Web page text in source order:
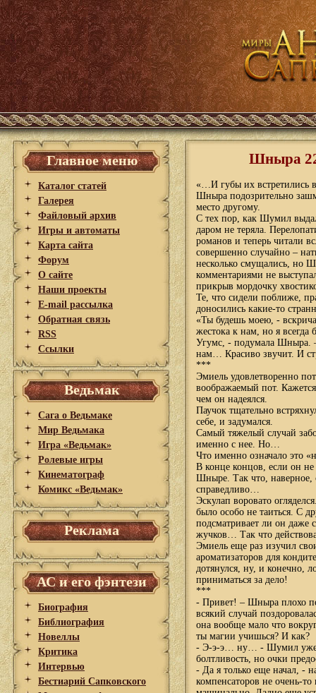
Главное меню
Каталог статей
Галерея
Файловый архив
Игры и автоматы
Карта сайта
Форум
О сайте
Наши проекты
E-mail рассылка
Обратная связь
RSS
Ссылки
Ведьмак
Сага о Ведьмаке
Мир Ведьмака
Игра «Ведьмак»
Ролевые игры
Кинематограф
Комикс «Ведьмак»
Реклама
АС и его фэнтези
Биография
Библиография
Новеллы
Критика
Интервью
Бестиарий Сапковского
Шныра
«…И губы их встретились
Шныра подозрительно
место другому.
С тех пор, как Шумил
даром не теряла.
романов и теперь читали
совершенно случайно –
несколько смущались, но
комментариями не
прикрыв мордочку
Те, что сидели поближе,
доносились какие-то
«Ты будешь моею, -
жестока к нам, но я всегда
Угумс, - подумала Шныра.
нам… Красиво звучит. И
***
Эмиель удовлетворенно
воображаемый пот.
чем он надеялся.
Паучок тщательно
себе, и задумался.
Самый тяжелый случай
именно с нее. Но…
Что именно означало это
В конце концов, если он не
Шныре. Так что, наверное,
справедливо…
Эскулап воровато
было особо не таиться. С
подсматривает ли он даже
жучков… Так что
Эмиель еще раз изучил
ароматизаторов для
дотянулся, ну, и конечно,
приниматься за дело!
***
- Привет! – Шныра плохо
всякий случай
она вообще мало что
ты магии учишься? И как?
- Э-э-э… ну… - Шумил уже
болтливость, но очки
- Да я только еще начал, -
компенсаторов не очень-